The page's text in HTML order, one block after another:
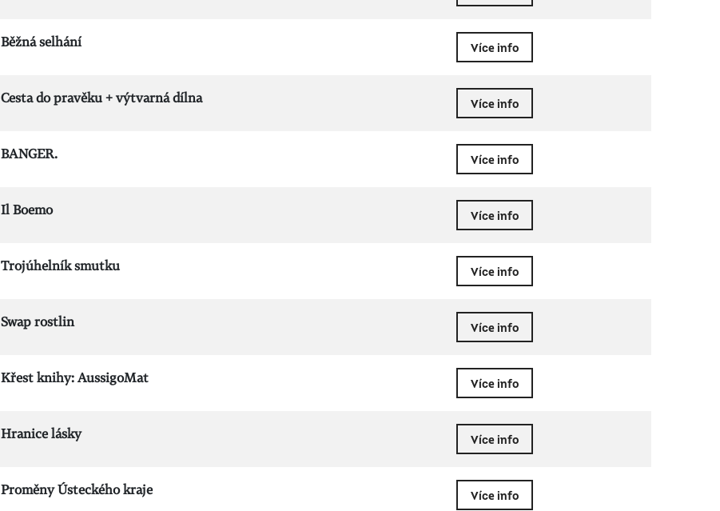
Běžná selhání Více info
Cesta do pravěku + výtvarná dílna Více info
BANGER. Více info
Il Boemo Více info
Trojúhelník smutku Více info
Swap rostlin Více info
Křest knihy: AussigoMat Více info
Hranice lásky Více info
Proměny Ústeckého kraje Více info